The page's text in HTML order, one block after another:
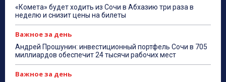
«Комета» будет ходить из Сочи в Абхазию три раза в
неделю и снизит цены на билеты
Важное за день
Андрей Прошунин: инвестиционный портфель Сочи в 705
миллиардов обеспечит 24 тысячи рабочих мест
Важное за день